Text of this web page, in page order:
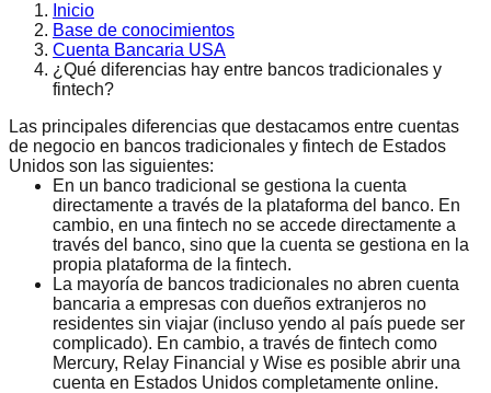
Inicio
Base de conocimientos
Cuenta Bancaria USA
¿Qué diferencias hay entre bancos tradicionales y
fintech?
Las principales diferencias que destacamos entre cuentas
de negocio en bancos tradicionales y fintech de Estados
Unidos son las siguientes:
En un banco tradicional se gestiona la cuenta
directamente a través de la plataforma del banco. En
cambio, en una fintech no se accede directamente a
través del banco, sino que la cuenta se gestiona en la
propia plataforma de la fintech.
La mayoría de bancos tradicionales no abren cuenta
bancaria a empresas con dueños extranjeros no
residentes sin viajar (incluso yendo al país puede ser
complicado). En cambio, a través de fintech como
Mercury, Relay Financial y Wise es posible abrir una
cuenta en Estados Unidos completamente online.